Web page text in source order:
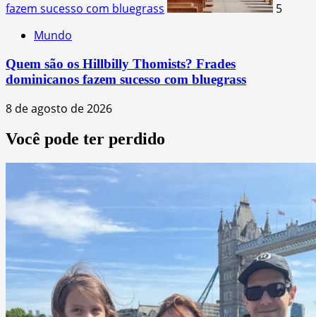
fazem sucesso com bluegrass
5
Mundo
Quem são os Hillbilly Thomists? Frades
dominicanos fazem sucesso com bluegrass
8 de agosto de 2026
Você pode ter perdido